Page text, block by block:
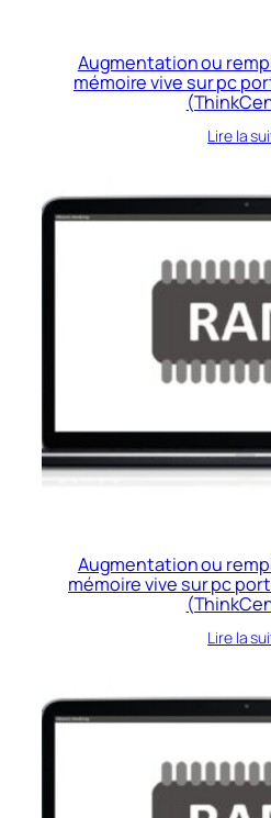
Augmentation ou
mémoire vive sur pc
Lire la
Augmentation ou
mémoire vive sur pc
Lire la